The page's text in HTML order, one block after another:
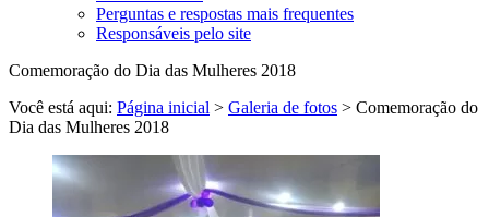
Perguntas e respostas mais frequentes
Responsáveis pelo site
Comemoração do Dia das Mulheres 2018
Você está aqui: Página inicial > Galeria de fotos > Comemoração do
Dia das Mulheres 2018